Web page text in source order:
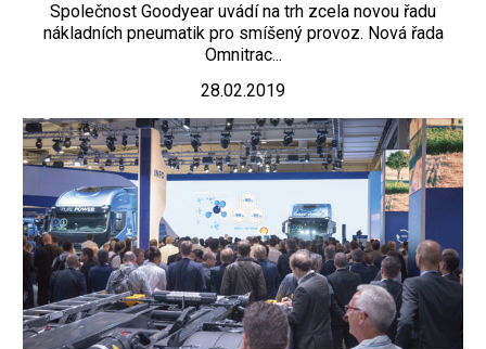
Společnost Goodyear uvádí na trh zcela novou řadu
nákladních pneumatik pro smíšený provoz. Nová řada
Omnitrac...
28.02.2019